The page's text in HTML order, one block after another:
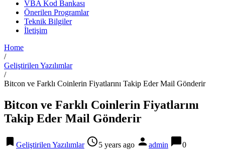
VBA Kod Bankası
Önerilen Programlar
Teknik Bilgiler
İletişim
Home
/
Geliştirilen Yazılımlar
/
Bitcon ve Farklı Coinlerin Fiyatlarını Takip Eder Mail Gönderir
Bitcon ve Farklı Coinlerin Fiyatlarını
Takip Eder Mail Gönderir
bookmark Geliştirilen Yazılımlar access_time5 years ago person admin chat_bubble0